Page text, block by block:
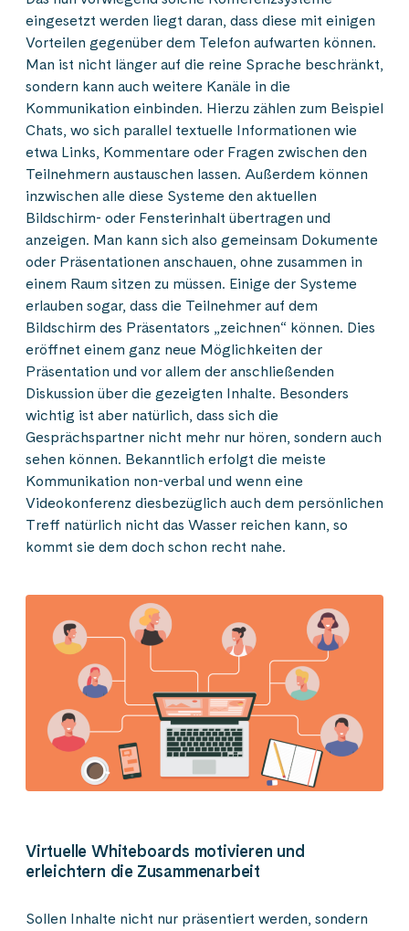
eingesetzt werden liegt daran, dass diese mit einigen
Vorteilen gegenüber dem Telefon aufwarten können.
Man ist nicht länger auf die reine Sprache beschränkt,
sondern kann auch weitere Kanäle in die
Kommunikation einbinden. Hierzu zählen zum Beispiel
Chats, wo sich parallel textuelle Informationen wie
etwa Links, Kommentare oder Fragen zwischen den
Teilnehmern austauschen lassen. Außerdem können
inzwischen alle diese Systeme den aktuellen
Bildschirm- oder Fensterinhalt übertragen und
anzeigen. Man kann sich also gemeinsam Dokumente
oder Präsentationen anschauen, ohne zusammen in
einem Raum sitzen zu müssen. Einige der Systeme
erlauben sogar, dass die Teilnehmer auf dem
Bildschirm des Präsentators „zeichnen“ können. Dies
eröffnet einem ganz neue Möglichkeiten der
Präsentation und vor allem der anschließenden
Diskussion über die gezeigten Inhalte. Besonders
wichtig ist aber natürlich, dass sich die
Gesprächspartner nicht mehr nur hören, sondern auch
sehen können. Bekanntlich erfolgt die meiste
Kommunikation non-verbal und wenn eine
Videokonferenz diesbezüglich auch dem persönlichen
Treff natürlich nicht das Wasser reichen kann, so
kommt sie dem doch schon recht nahe.
Virtuelle Whiteboards motivieren und
erleichtern die Zusammenarbeit
Sollen Inhalte nicht nur präsentiert werden, sondern